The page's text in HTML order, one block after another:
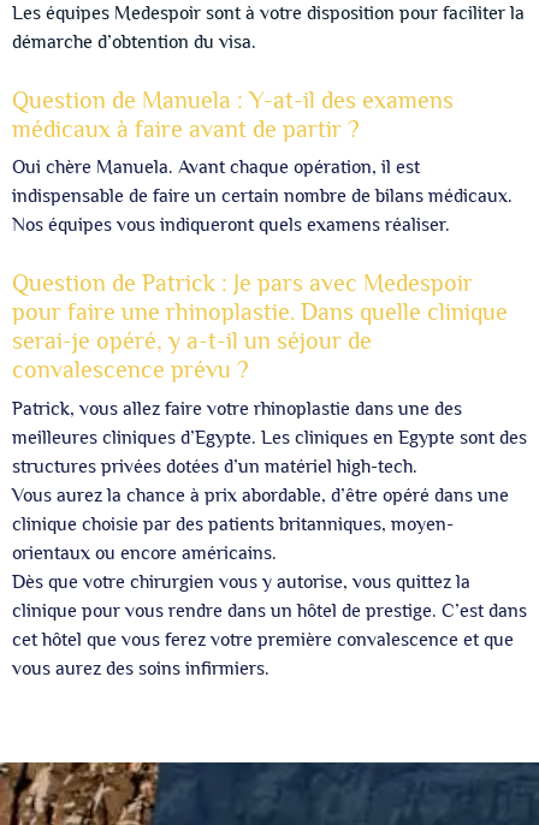
Les équipes Medespoir sont à votre disposition pour faciliter la
démarche d’obtention du visa.
Question de Manuela : Y-at-il des examens
médicaux à faire avant de partir ?
Oui chère Manuela. Avant chaque opération, il est
indispensable de faire un certain nombre de bilans médicaux.
Nos équipes vous indiqueront quels examens réaliser.
Question de Patrick : Je pars avec Medespoir
pour faire une rhinoplastie. Dans quelle clinique
serai-je opéré, y a-t-il un séjour de
convalescence prévu ?
Patrick, vous allez faire votre rhinoplastie dans une des
meilleures cliniques d’Egypte. Les cliniques en Egypte sont des
structures privées dotées d’un matériel high-tech.
Vous aurez la chance à prix abordable, d’être opéré dans une
clinique choisie par des patients britanniques, moyen-
orientaux ou encore américains.
Dès que votre chirurgien vous y autorise, vous quittez la
clinique pour vous rendre dans un hôtel de prestige. C’est dans
cet hôtel que vous ferez votre première convalescence et que
vous aurez des soins infirmiers.